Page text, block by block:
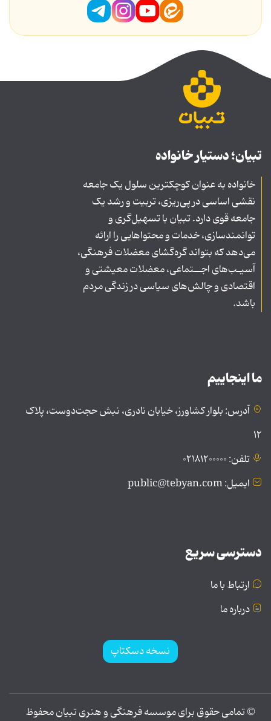
تبیان؛ دستیار خانواده
خانواده به عنوان کوچکترین سلول یک جامعه
نقشی اساسی در پی‌ریزی، تربیت و رشد یک
جامعه قوی دارد. تبیان با تسهیل‌گری و
توانمندسازی، خدمات و محتواهایی را ارائه
می‌دهد که بتواند گره‌گشای معضلات فرهنگی،
آسیـب‌های اجــتماعی، معضلات معیشتی و
اقتصادی و چالش‌های سیاسی در زندگی مردم
باشد.
ما اینجاییم
آدرس: بلوار کشاورز، خیابان نادری، نبش حجت‌دوست، پلاک
۱۲
تلفن: ۰۲۱۸۱۲۰۰۰۰۰
ایمیل: public@tebyan.com
دسترسی سریع
ارتباط با ما
درباره ما
نسخه دسکتاپ
© تمامی حقوق برای موسسه فرهنگی و هنری تبیان محفوظ